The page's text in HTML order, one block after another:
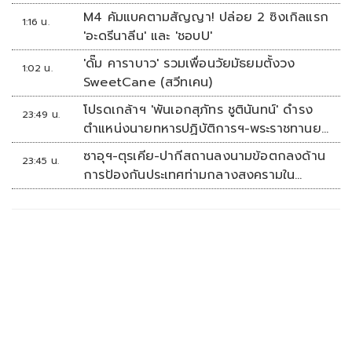
1:16 น.
M4 คัมแบคตามสัญญา! ปล่อย 2 ซิงเกิลแรก
'อะดรีนาลีน' และ 'ชอบU'
1:02 น.
'ดั๊ม คาราบาว' รวมเพื่อนวัยมัธยมตั้งวง
SweetCane (สวีทเคน)
23:49 น.
โปรดเกล้าฯ 'พันเอกสุภัทร ชูตินันทน์' ดำรง
ตำแหน่งนายทหารปฏิบัติการฯ-พระราชทานยศ
'พลตรี'
23:45 น.
ซาอุฯ-ตุรเคีย-ปากีสถานลงนามข้อตกลงด้าน
การป้องกันประเทศท่ามกลางสงครามใน
ภูมิภาค